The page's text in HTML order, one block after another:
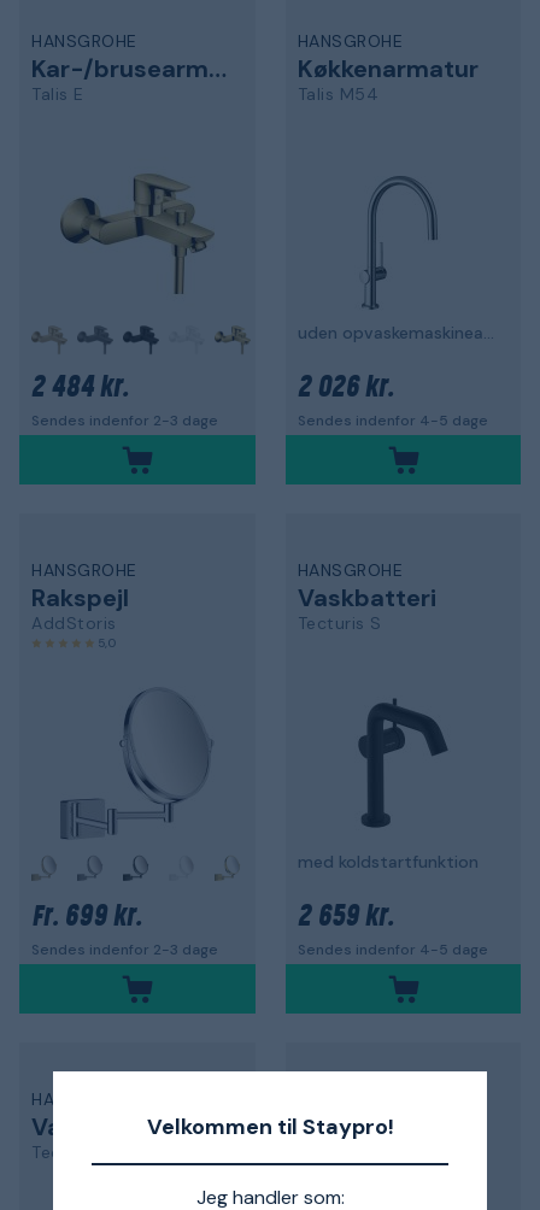
Velkommen til Staypro!
Jeg handler som:
HANSGROHE
Kar-/brusearmatur
Talis E
2 484 kr.
Sendes indenfor 2-3 dage
HANSGROHE
Køkkenarmatur
Talis M54
uden opvaskemaskineafbrydelse
2 026 kr.
Sendes indenfor 4-5 dage
HANSGROHE
Rakspejl
AddStoris
5,0
Fr. 699 kr.
Sendes indenfor 2-3 dage
HANSGROHE
Vaskbatteri
Tecturis S
med koldstartfunktion
2 659 kr.
Sendes indenfor 4-5 dage
HANSGROHE
Vaskbatteri
Tecturis S
Vaskbatteri